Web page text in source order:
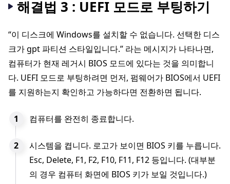
해결법 3 : UEFI 모드로 부팅하기
“이 디스크에 Windows를 설치할 수 없습니다. 선택한 디스
크가 gpt 파티션 스타일입니다.” 라는 메시지가 나타나면,
컴퓨터가 현재 레거시 BIOS 모드에 있다는 것을 의미합니
다. UEFI 모드로 부팅하려면 먼저, 펌웨어가 BIOS에서 UEFI
를 지원하는지 확인하고 가능하다면 전환하면 됩니다.
컴퓨터를 완전히 종료합니다.
시스템을 켭니다. 로고가 보이면 BIOS 키를 누릅니다.
Esc, Delete, F1, F2, F10, F11, F12 등입니다. (대부분
의 경우 컴퓨터 화면에 BIOS 키가 보일 것입니다.)